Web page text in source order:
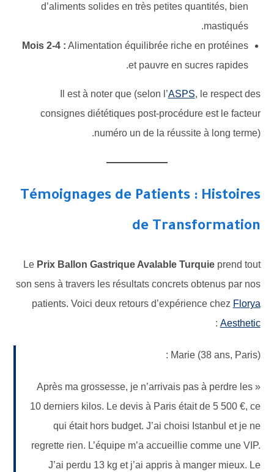
d’aliments solides en très petites quantités, bien
mastiqués.
Mois 2-4 : Alimentation équilibrée riche en protéines
et pauvre en sucres rapides.
Il est à noter que (selon l’ASPS, le respect des
consignes diététiques post-procédure est le facteur
numéro un de la réussite à long terme).
Témoignages de Patients : Histoires
de Transformation
Le Prix Ballon Gastrique Avalable Turquieprend tout
son sens à travers les résultats concrets obtenus par nos
patients. Voici deux retours d’expérience chez Florya
Aesthetic
:
Marie (38 ans, Paris) :
« Après ma grossesse, je n’arrivais pas à perdre les
10 derniers kilos. Le devis à Paris était de 5 500 €, ce
qui était hors budget. J’ai choisi Istanbul et je ne
regrette rien. L’équipe m’a accueillie comme une VIP.
J’ai perdu 13 kg et j’ai appris à manger mieux. Le